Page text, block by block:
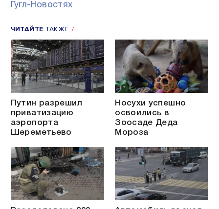
Гугл-Новостях
ЧИТАЙТЕ ТАКЖЕ
Путин разрешил
приватизацию
аэропорта
Шереметьево
Носухи успешно
освоились в
Зоосаде Деда
Мороза